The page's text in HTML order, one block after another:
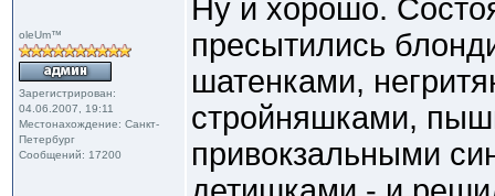
oleUm™
Зарегистрирован:
04.06.2007, 19:11
Местонахождение: Санкт-
Петербург
Сообщений: 17200
Ну и хорошо.
пресытились
шатенками,
стройняшками,
привокзальными